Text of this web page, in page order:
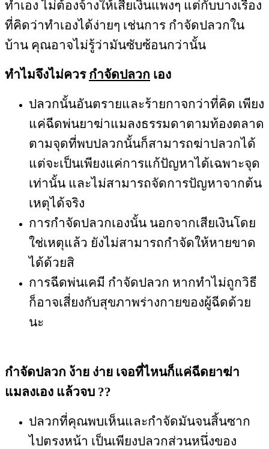
ทำเอง ไม่ต้องจ้างให้เสียเงินแพงๆ แต่กับบางเรื่อง
ที่คิดว่าทำเองได้ง่ายๆ เช่นการ กำจัดปลวกใน
บ้าน คุณอาจไม่รู้ว่ามันซับซ้อนกว่านั้น
ทำไมจึงไม่ควร กำจัดปลวก เอง
ปลวกนั้นอันตรายและร้ายกาจกว่าที่คิด เพียง
แค่ฉีดพ่นยาฆ่าแมลงธรรมดาตามท้องตลาด
ตามจุดที่พบปลวกนั้นก็สามารถฆ่าปลวกได้
แต่จะเป็นเพียงแค่การแก้ปัญหาได้เฉพาะจุด
เท่านั้น และไม่สามารถจัดการปัญหาจากต้น
เหตุได้จริง
การกำจัดปลวกเองนั้น นอกจากเสียเงินโดย
ใช่เหตุแล้ว ยังไม่สามารถกำจัดให้หายขาด
ได้ด้วยสิ
การฉีดพ่นเคมี กำจัดปลวก หากทำไม่ถูกวิธี
ก็อาจเสี่ยงกับสุขภาพร่างกายของผู้ฉีดด้วย
นะ
กำจัดปลวก ง้าย ง่าย เจอที่ไหนก็แค่ฉีดยาฆ่า
แมลงเอง แล้วจบ ??
ปลวกที่คุณพบเห็นและกำจัดมันจนสิ้นซาก
ไปตรงหน้า เป็นเพียงปลวกส่วนหนึ่งของ